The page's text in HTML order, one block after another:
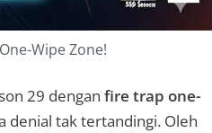
Wipe Zone!
29 dengan fire trap one-
denial tak tertandingi. Oleh